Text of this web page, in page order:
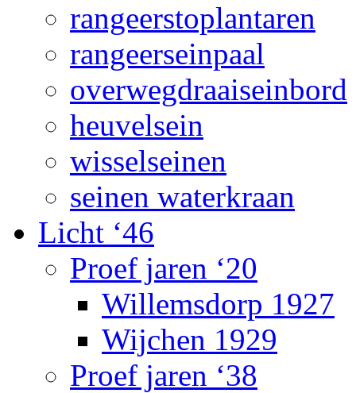
rangeerstoplantaren
rangeerseinpaal
overwegdraaiseinbord
heuvelsein
wisselseinen
seinen waterkraan
Licht ‘46
Proef jaren ‘20
Willemsdorp 1927
Wijchen 1929
Proef jaren ‘38